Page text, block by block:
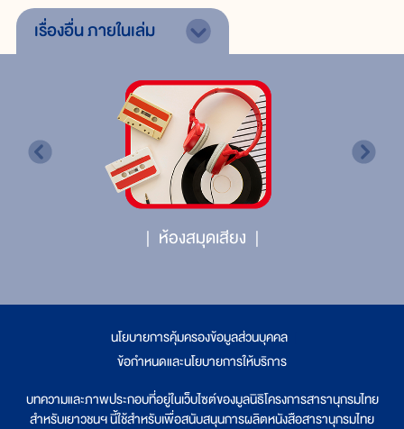
เรื่องอื่นภายในเล่ม
ห้องสมุดเสียง
นโยบายการคุ้มครองข้อมูลส่วนบุคคล
ข้อกำหนดและนโยบายการให้บริการ
บทความและภาพประกอบที่อยู่ในเว็บไซต์ของมูลนิธิโครงการสารานุกรมไทย
สำหรับเยาวชนฯ นี้ใช้สำหรับเพื่อสนับสนุนการผลิตหนังสือสารานุกรมไทย